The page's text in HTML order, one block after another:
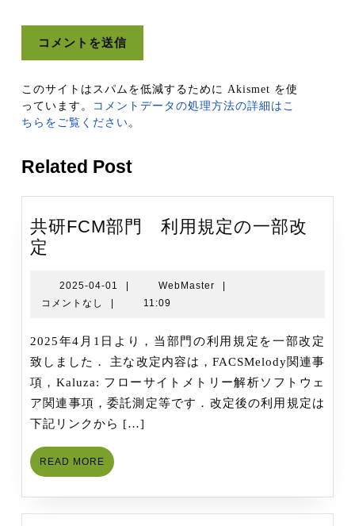
このサイトはスパムを低減するために Akismet を使
っています。
コメントデータの処理方法の詳細はこ
ちらをご覧ください。
Related Post
共研FCM部門 利用規定の一部改
定
FCM
部
利
用
規
定
の
一
部
改
定
2025-04-01
2025-
WebMaster WebMaster
コメントなし
11:09
2025年4月1日より，当部門の利用規定を一部改定
致しました． 主な改定内容は，FACSMelody関連事
項，Kaluza: フローサイトメトリー解析ソフトウェ
ア関連事項，委託測定等です．改定後の利用規定は
下記リンクから […]
READ MORE READ
MORE